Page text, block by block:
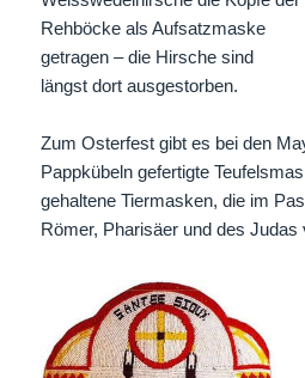
Rehböcke als Aufsatzmaske
getragen – die Hirsche sind
längst dort ausgestorben.
Zum Osterfest gibt es bei den
Pappkübeln gefertigte
gehaltene Tiermasken, die im
Römer, Pharisäer und des Judas